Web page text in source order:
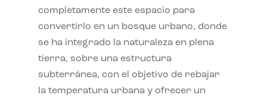
completamente este espacio para
convertirlo en un bosque urbano, donde
se ha integrado la naturaleza en plena
tierra, sobre una estructura
subterránea, con el objetivo de rebajar
la temperatura urbana y ofrecer un